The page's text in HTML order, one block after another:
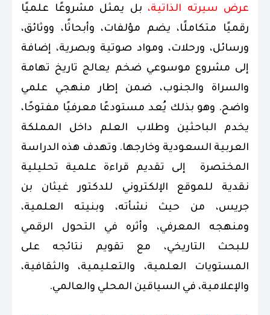
عرض سيرته الذاتية، بل يمثل مشروعًا علميًا
رقميًا متكاملًا، يضم مؤلفات، وأبحاثًا، ووثائق،
ورسائل، ورحلات، ومواد صوتية وبصرية، إضافة
إلى مشروع موسوعي ضخم يعالج تاريخ تهامة
والسراة والجنوب، ضمن إطار منهجي علمي
واضح. وهو بذلك يُعد مستودعًا معرفيًا مفتوحًا،
يخدم الباحثين وطلاب العلم داخل المملكة
العربية السعودية وخارجها. وتهدف هذه الدراسة
المختصرة إلى تقديم قراءة علمية تحليلية
نقدية للموقع الإلكتروني للدكتور غيثان بن
جريس، من حيث نشأته، وبنيته العلمية،
ومنهجه المعرفي، وأثره في التحول الرقمي
للبحث التاريخي، مع تقويم نتائجه على
المستويات العلمية، والتعليمية، والثقافية،
والإعلامية، في السياقين المحلي والعالمي.